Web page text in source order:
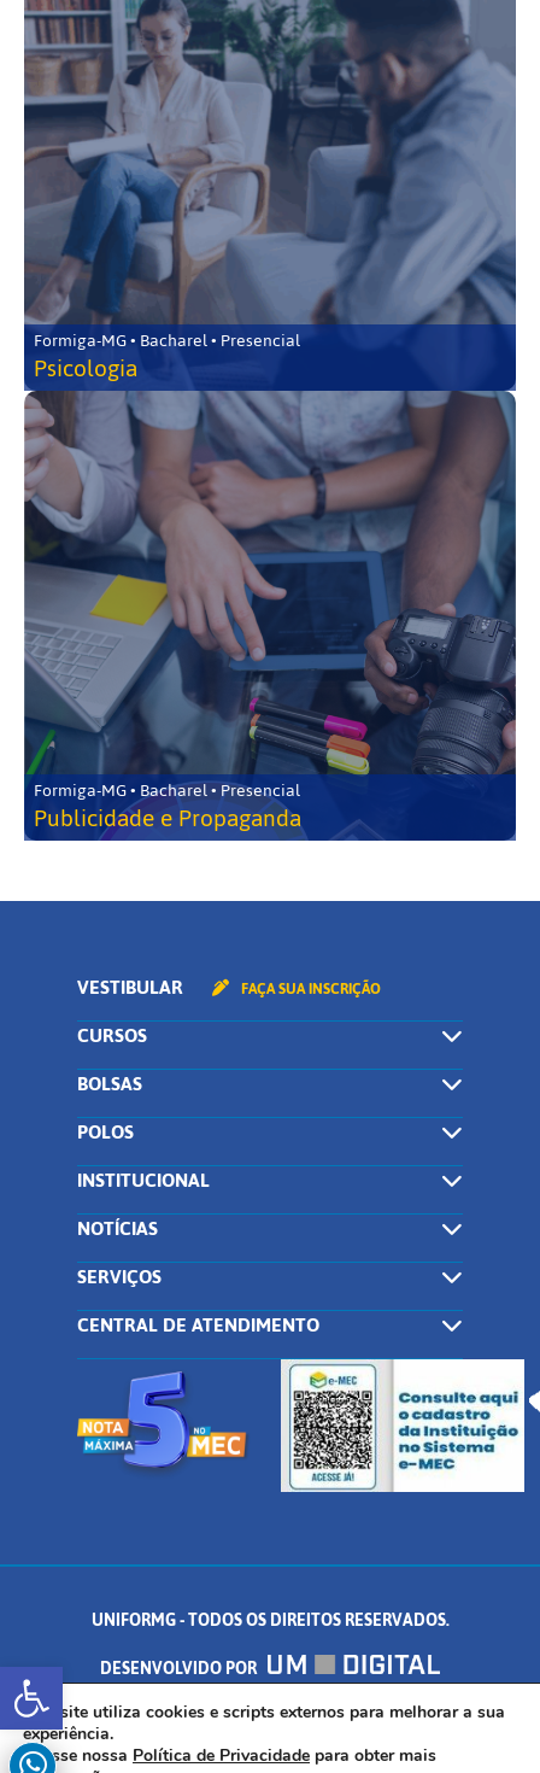
Abrir a barra de ferramentas
Formiga-MG • Bacharel • Presencial
Psicologia
Formiga-MG • Bacharel • Presencial
Publicidade e Propaganda
VESTIBULAR FAÇA SUA INSCRIÇÃO
CURSOS
BOLSAS
POLOS
INSTITUCIONAL
NOTÍCIAS
SERVIÇOS
CENTRAL DE ATENDIMENTO
UNIFORMG - TODOS OS DIREITOS RESERVADOS.
DESENVOLVIDO POR
AV. DR. ARNALDO DE SENNA, 328 - PALMEIRAS, FORMIGA/MG - CEP:
35.574.530
Este site utiliza cookies e scripts externos para melhorar a sua
experiência.
Acesse nossa Política de Privacidade para obter mais